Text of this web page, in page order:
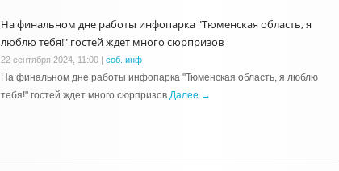
На финальном дне работы инфопарка "Тюменская область, я
люблю тебя!" гостей ждет много сюрпризов
22 сентября 2024, 11:00 | соб. инф
На финальном дне работы инфопарка "Тюменская область, я люблю
тебя!" гостей ждет много сюрпризов.Далее →